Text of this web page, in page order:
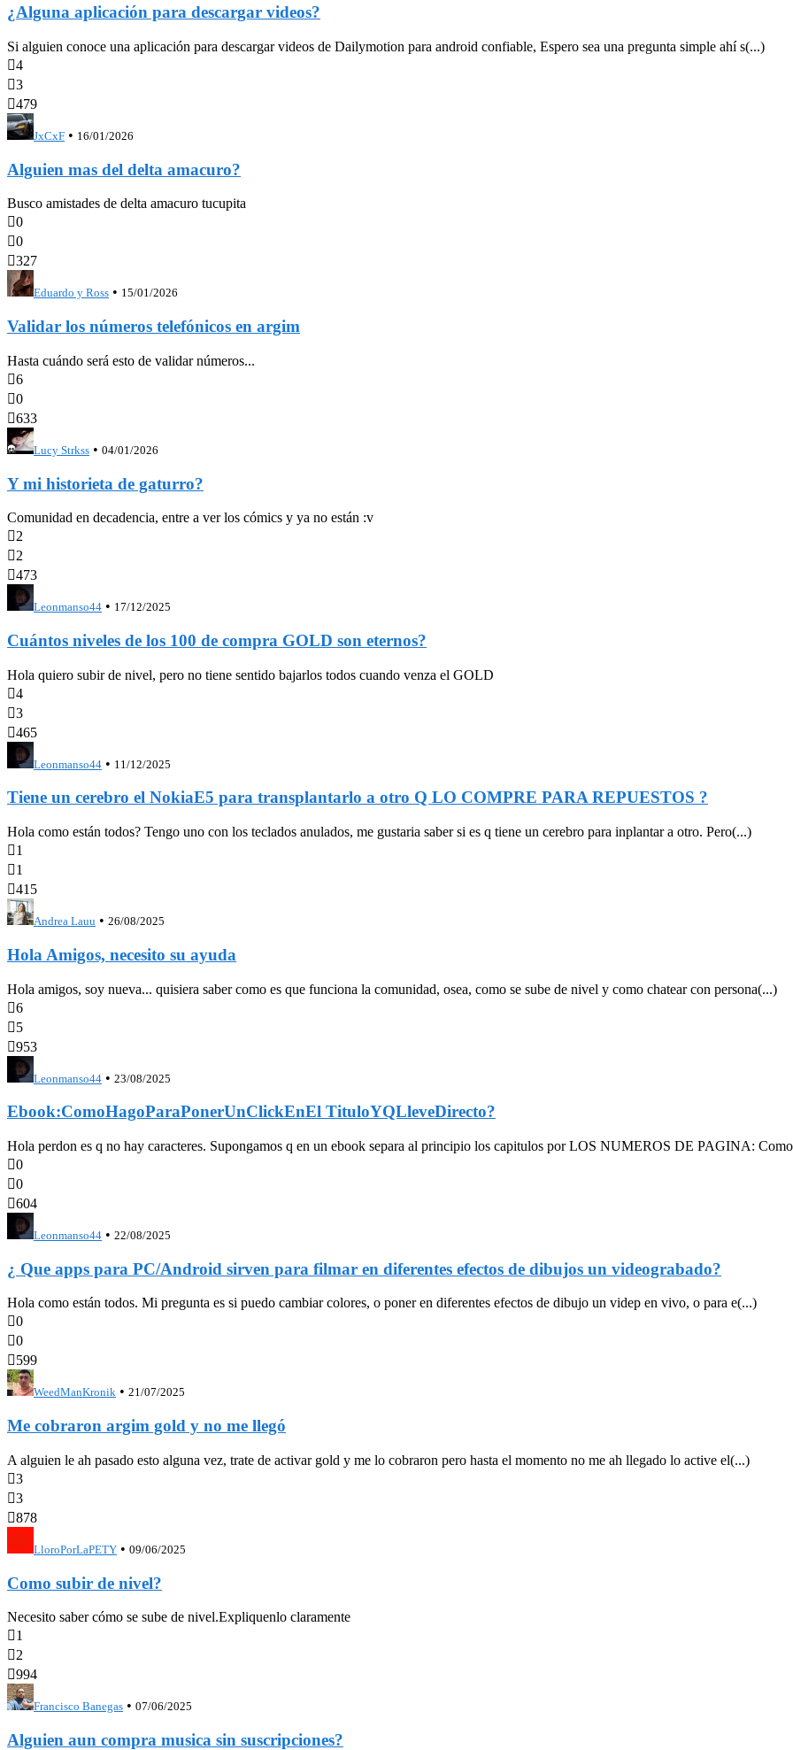
¿Alguna aplicación para descargar videos?
Si alguien conoce una aplicación para descargar videos de Dailymotion para android confiable, Espero sea una pregunta simple ahí s(...)
4
3
479
JxCxF • 16/01/2026
Alguien mas del delta amacuro?
Busco amistades de delta amacuro tucupita
0
0
327
Eduardo y Ross • 15/01/2026
Validar los números telefónicos en argim
Hasta cuándo será esto de validar números...
6
0
633
Lucy Strkss • 04/01/2026
Y mi historieta de gaturro?
Comunidad en decadencia, entre a ver los cómics y ya no están :v
2
2
473
Leonmanso44 • 17/12/2025
Cuántos niveles de los 100 de compra GOLD son eternos?
Hola quiero subir de nivel, pero no tiene sentido bajarlos todos cuando venza el GOLD
4
3
465
Leonmanso44 • 11/12/2025
Tiene un cerebro el NokiaE5 para transplantarlo a otro Q LO COMPRE PARA REPUESTOS ?
Hola como están todos? Tengo uno con los teclados anulados, me gustaria saber si es q tiene un cerebro para inplantar a otro. Pero(...)
1
1
415
Andrea Lauu • 26/08/2025
Hola Amigos, necesito su ayuda
Hola amigos, soy nueva... quisiera saber como es que funciona la comunidad, osea, como se sube de nivel y como chatear con persona(...)
6
5
953
Leonmanso44 • 23/08/2025
Ebook:ComoHagoParaPonerUnClickEnEl TituloYQLleveDirecto?
Hola perdon es q no hay caracteres. Supongamos q en un ebook separa al principio los capitulos por LOS NUMEROS DE PAGINA:
0
0
604
Leonmanso44 • 22/08/2025
¿ Que apps para PC/Android sirven para filmar en diferentes efectos de dibujos un videograbado?
Hola como están todos. Mi pregunta es si puedo cambiar colores, o poner en diferentes efectos de dibujo un videp en vivo, o para e(...)
0
0
599
WeedManKronik • 21/07/2025
Me cobraron argim gold y no me llegó
A alguien le ah pasado esto alguna vez, trate de activar gold y me lo cobraron pero hasta el momento no me ah llegado lo active el(...)
3
3
878
LloroPorLaPETY • 09/06/2025
Como subir de nivel?
Necesito saber cómo se sube de nivel.Expliquenlo claramente
1
2
994
Francisco Banegas • 07/06/2025
Alguien aun compra musica sin suscripciones?